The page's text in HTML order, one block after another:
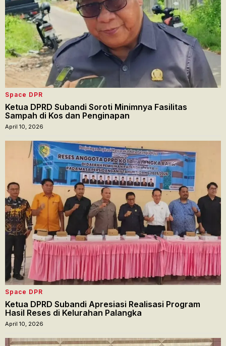
Space DPR
Ketua DPRD Subandi Soroti Minimnya Fasilitas
Sampah di Kos dan Penginapan
April 10, 2026
Space DPR
Ketua DPRD Subandi Apresiasi Realisasi Program
Hasil Reses di Kelurahan Palangka
April 10, 2026